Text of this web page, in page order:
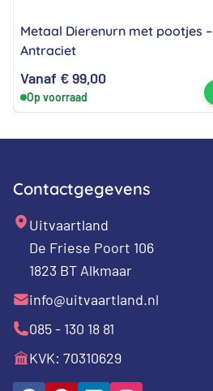
Metaal Dierenurn met pootjes –
Antraciet
Vanaf €99,00
Op voorraad
Contactgegevens
Uitvaartland
De Friese Poort 106
1823 BT Alkmaar
info@uitvaartland.nl
085 - 130 18 81
KVK: 70310629